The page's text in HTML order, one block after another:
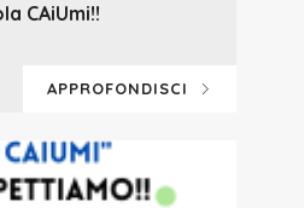
CAiUmi!!
APPROFONDISCI